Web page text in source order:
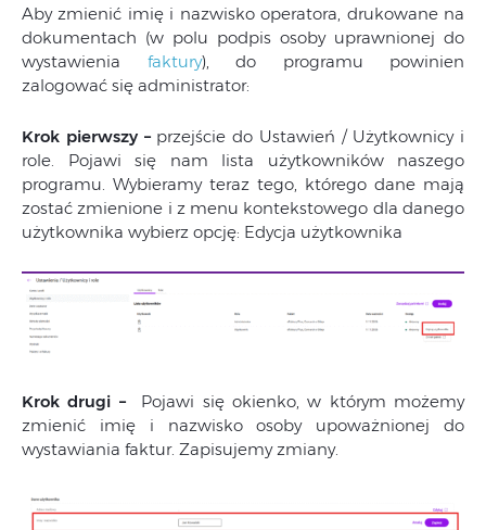
Aby zmienić imię i nazwisko operatora, drukowane na
dokumentach (w polu podpis osoby uprawnionej do
wystawienia faktury), do programu powinien
zalogować się administrator:
Krok pierwszy – przejście do Ustawień / Użytkownicy i
role. Pojawi się nam lista użytkowników naszego
programu. Wybieramy teraz tego, którego dane mają
zostać zmienione i z menu kontekstowego dla danego
użytkownika wybierz opcję: Edycja użytkownika
Krok drugi –
Pojawi się okienko, w którym możemy
zmienić imię i nazwisko osoby upoważnionej do
wystawiania faktur. Zapisujemy zmiany.